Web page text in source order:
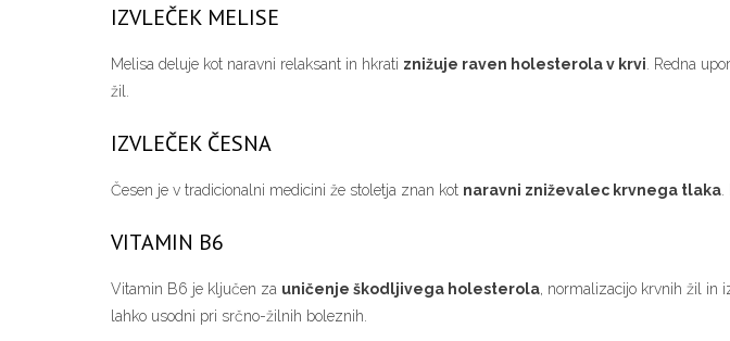
IZVLEČEK MELISE
Melisa deluje kot naravni relaksant in hkrati znižuje raven holesterola v krvi . Redna
žil.
IZVLEČEK ČESNA
Česen je v tradicionalni medicini že stoletja znan kot naravni zniževalec krvnega tlaka
VITAMIN B6
Vitamin B6 je ključen za uničenje škodljivega holesterola , normalizacijo krvnih žil in
lahko usodni pri srčno-žilnih boleznih.